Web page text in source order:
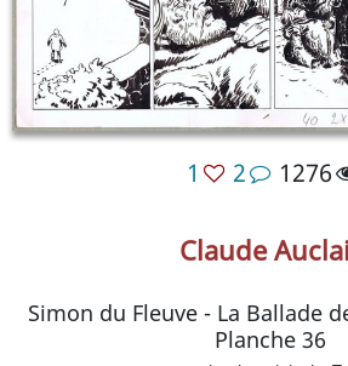
1 2 1276
Claude
Simon du Fleuve - La Ballade
Planche 36